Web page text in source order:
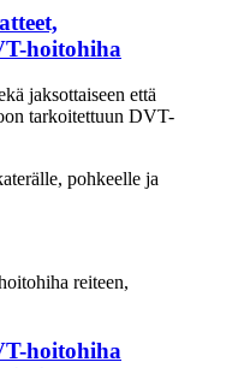
hoitohiha
jaksottaiseen että
tarkoitettuun DVT-
pohkeelle ja
hoitohiha